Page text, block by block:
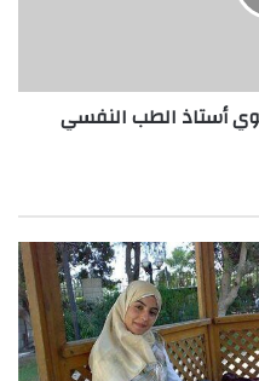
أستاذ الطب النفسي